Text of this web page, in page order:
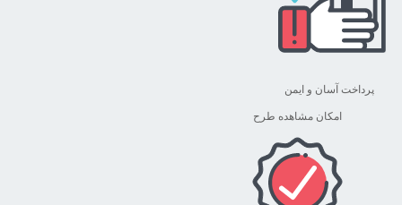
پرداخت آسان و ایمن
امکان مشاهده طرح